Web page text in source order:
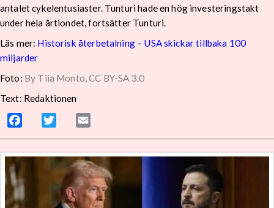
antalet cykelentusiaster. Tunturi hade en hög investeringstakt
under hela årtiondet, fortsätter Tunturi.
Läs mer: Historisk återbetalning – USA skickar tillbaka 100
miljarder
Foto: By Tiia Monto, CC BY-SA 3.0
Text: Redaktionen
Facebook Twitter